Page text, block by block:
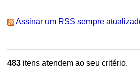
Assinar um RSS sempre
483itens atendem ao seu critério.